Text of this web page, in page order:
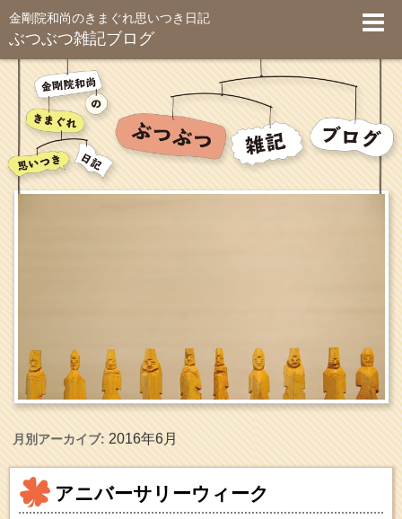
金剛院和尚のきまぐれ思いつき日記
ぶつぶつ雑記ブログ
月別アーカイブ:2016年6月
アニバーサリーウィーク